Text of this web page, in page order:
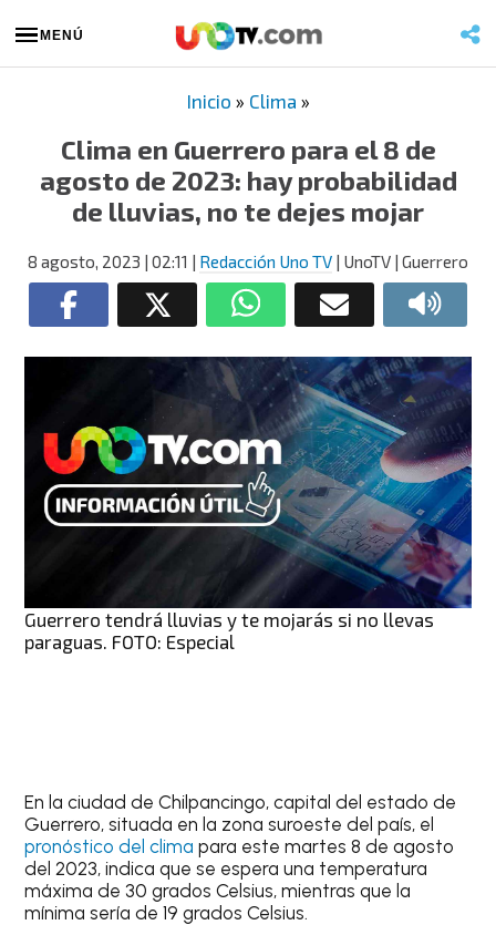
MENÚ
Inicio » Clima »
Clima en Guerrero para el 8 de
agosto de 2023: hay probabilidad
de lluvias, no te dejes mojar
8 agosto, 2023 | 02:11 | Redacción Uno TV | UnoTV | Guerrero
Guerrero tendrá lluvias y te mojarás si no llevas
paraguas. FOTO: Especial
En la ciudad deChilpancingo, capital del estado de
Guerrero, situada en la zona suroeste del país, el
pronóstico del clima para estemartes 8 de agosto
del 2023, indica que se espera una temperatura
máxima de 30 grados Celsius, mientras que la
mínima sería de 19 grados Celsius.